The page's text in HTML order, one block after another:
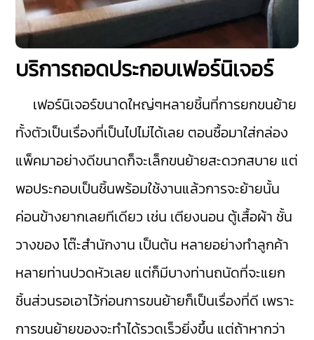
บริการถอดประกอบเฟอร์นิเจอร์
เฟอร์นิเจอร์ขนาดใหญ่ๆหลายชิ้นที่การยกขนย้าย
ทั้งตัวเป็นเรื่องที่เป็นไปไม่ได้เลย ตอนซื้อมาใส่กล่อง
แพ็คมาอย่างดีขนาดก็จะเล็กขนย้ายสะดวกสบาย แต่
พอประกอบเป็นชิ้นพร้อมใช้งานแล้วการจะย้ายนั้น
ค่อนข้างยากเลยทีเดียว เช่น เตียงนอน ตู้เสื้อผ้า ชั้น
วางของ โต๊ะสำนักงาน เป็นต้น หลายอย่างทำลูกค้า
หลายท่านปวดหัวเลย แต่ก็มีบางท่านถนัดที่จะแยก
ชิ้นส่วนรอเอาไว้ก่อนการขนย้ายก็เป็นเรื่องที่ดี เพราะ
การขนย้ายของจะทำได้รวดเร็วยิ่งขึ้น แต่ถ้าหากว่า